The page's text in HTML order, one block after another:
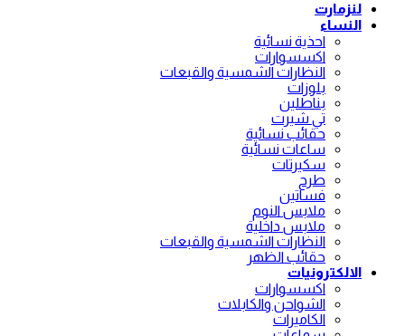
لنزمارت
النساء
احذية نسائية
اكسسوارات
النظارات الشمسية والقبعات
بلوزات
بناطلين
تي شيرت
حقائب نسائية
ساعات نسائية
سكيرتات
طرح
فساتين
ملابس النوم
ملابس داخلية
النظارات الشمسية والقبعات
حقائب الظهر
الالكترونيات
اكسسوارات
الشواحن والكابلات
الكاميرات